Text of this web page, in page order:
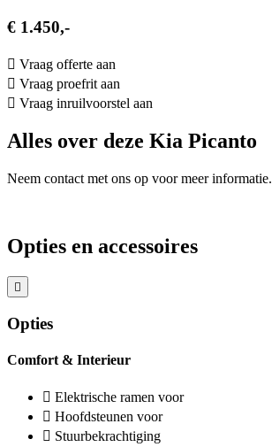
€ 1.450,-
Vraag offerte aan
Vraag proefrit aan
Vraag inruilvoorstel aan
Alles over deze Kia Picanto
Neem contact met ons op voor meer informatie.
Opties en accessoires
Opties
Comfort & Interieur
Elektrische ramen voor
Hoofdsteunen voor
Stuurbekrachtiging